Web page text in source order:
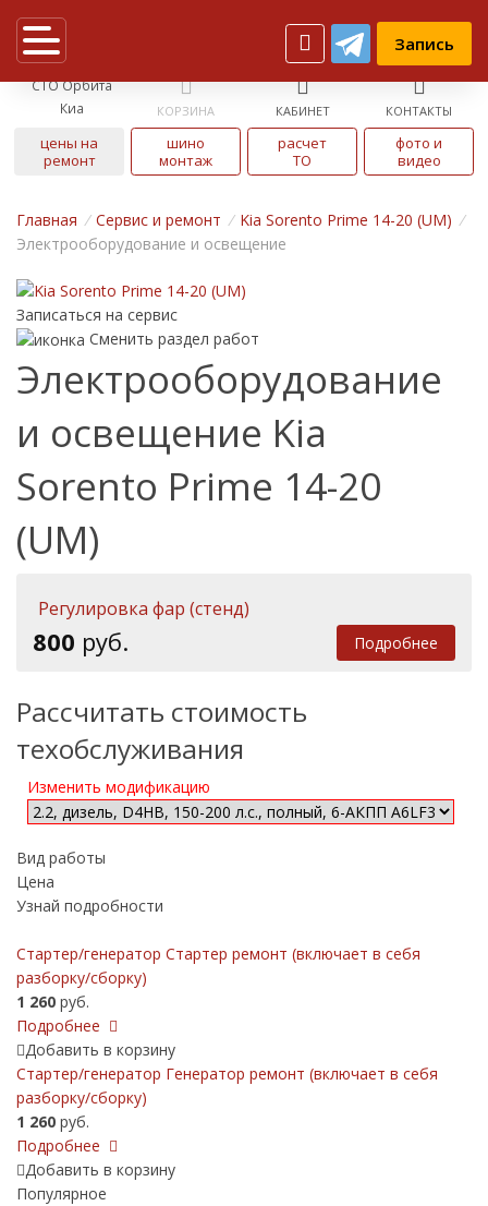
Запись
СТО Орбита
Киа
КОРЗИНА КАБИНЕТ КОНТАКТЫ
цены на
ремонт
шино
монтаж
расчет
ТО
фото и
видео
Главная / Cервис и ремонт / Kia Sorento Prime 14-20 (UM) /
Электрооборудование и освещение
Записаться на сервис
Сменить раздел работ
Электрооборудование
и освещение Kia
Sorento Prime 14-20
(UM)
Регулировка фар (стенд)
800 руб. Подробнее
Рассчитать стоимость
техобслуживания
Изменить модификацию
Вид работы
Цена
Узнай подробности
Стартер/генератор Стартер ремонт (включает в себя
разборку/сборку)
1 260 руб.
Подробнее
Добавить в корзину
Стартер/генератор Генератор ремонт (включает в себя
разборку/сборку)
1 260 руб.
Подробнее
Добавить в корзину
Популярное